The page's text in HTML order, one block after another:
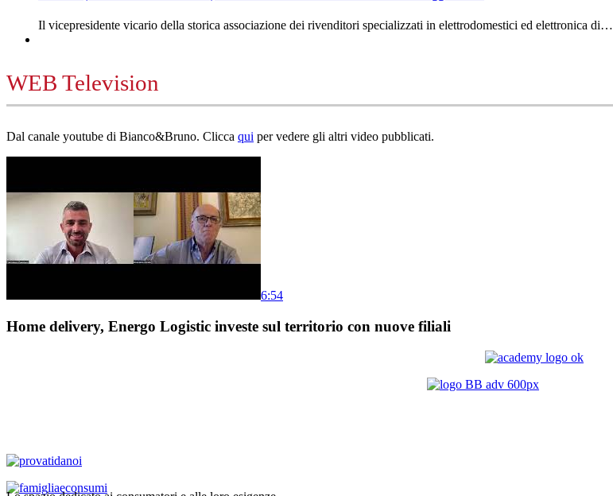
Il vicepresidente vicario della storica associazione dei rivenditori specializzati in elettrodomestici ed elettronica di…
WEB Television
Dal canale youtube di Bianco&Bruno. Clicca qui per vedere gli altri video pubblicati.
6:54
Home delivery, Energo Logistic investe sul territorio con nuove filiali